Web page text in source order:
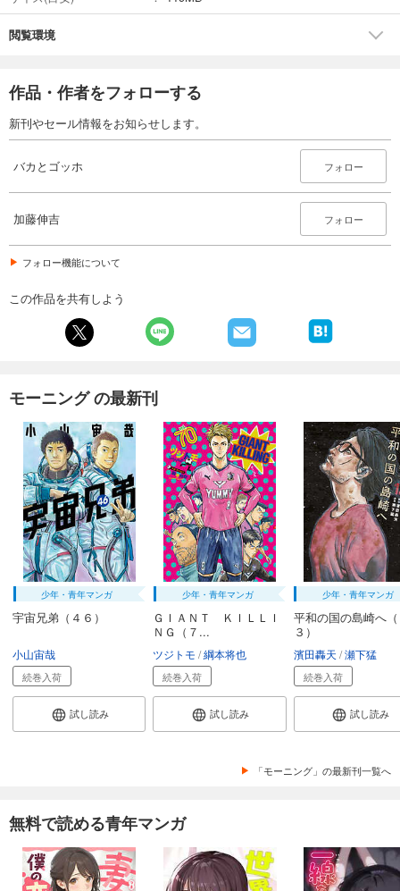
閲覧環境
作品・作者をフォローする
新刊やセール情報をお知らせします。
バカとゴッホ フォロー
加藤伸吉 フォロー
フォロー機能について
この作品を共有しよう
モーニング の最新刊
少年・青年マンガ
宇宙兄弟（４６）
小山宙哉
続巻入荷
試し読み
少年・青年マンガ
ＧＩＡＮＴ ＫＩＬＬＩ
ＮＧ（７...
ツジトモ 綱本将也
続巻入荷
試し読み
少年・青年マンガ
平和の国の島崎へ
３）
濱田轟天 瀬下猛
続巻入荷
試し読み
「モーニング」の最新刊一覧へ
無料で読める青年マンガ